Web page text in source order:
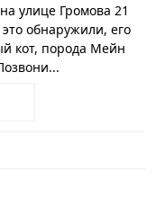
улице Громова 21
это обнаружили, его
кот, порода Мейн